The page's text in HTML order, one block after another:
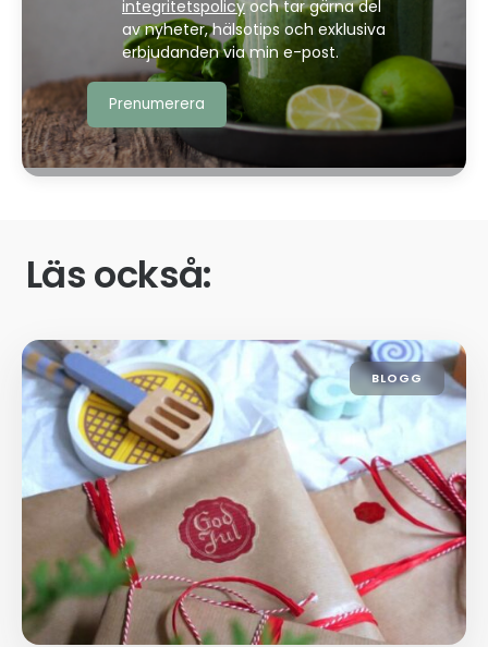
integritetspolicyoch tar gärna del
av nyheter, hälsotips och exklusiva
erbjudanden via min e-post.
Läs också:
BLOGG